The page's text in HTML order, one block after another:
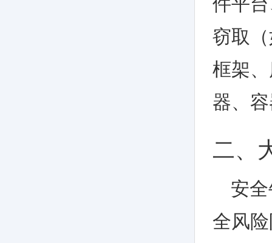
窃取
框架
器、
二、
安
全风